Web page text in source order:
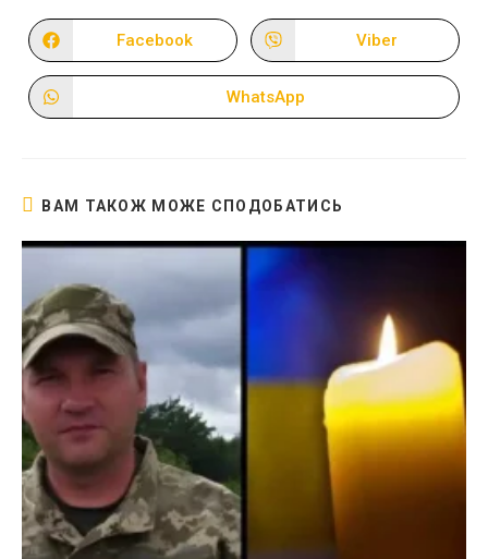
ВМІСТОМ
Відкрити
в
новому
Facebook
Відкрити
в
новому
Viber
Відкрити
в
WhatsApp
ВАМ ТАКОЖ МОЖЕ СПОДОБАТИСЬ